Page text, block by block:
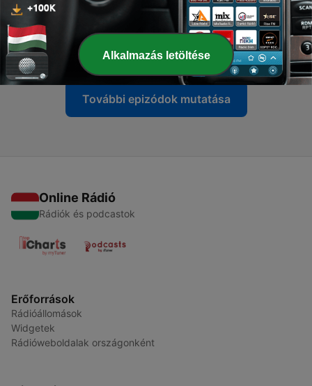
05 nov. 2025
23 - 5. Дії святих апостолів
05 nov. 2025
További epizódok mutatása
Online Rádió
Rádiók és podcastok
Erőforrások
Rádióállomások
Widgetek
Rádióweboldalak országonként
Alkalmazás letöltése